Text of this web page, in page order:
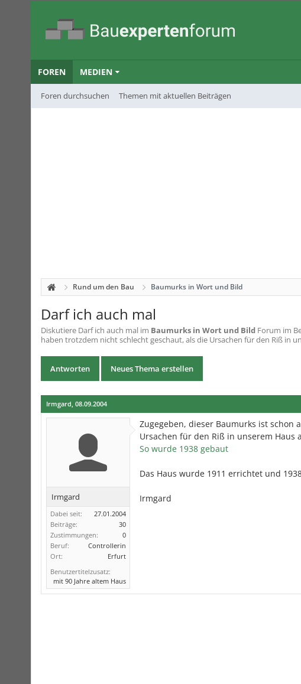
FOREN
Foren durchsuchen Themen mit aktuellen Beiträgen
MEDIEN
Rund um den Bau Baumurks in Wort und Bild
Darf ich auch mal
Diskutiere Darf ich auch mal im Baumurks in Wort und Bild Forum im
haben trotzdem nicht schlecht geschaut, als die Ursachen für den Riß in
Antworten Neues Thema erstellen
Irmgard, 08.09.2004
Irmgard
Dabei seit:
27.01.2004
Beiträge:
30
Zustimmungen:
0
Beruf:
Controllerin
Ort:
Erfurt
Benutzertitelzusatz:
mit 90 Jahre altem Haus
Zugegeben, dieser Baumurks ist
Ursachen für den Riß in unserem Haus
So wurde 1938 gebaut
Das Haus wurde 1911 errichtet und
Irmgard